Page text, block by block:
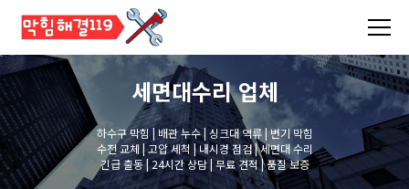
세면대수리업체
하수구 막힘 | 배관 누수 | 싱크대 역류 | 변기 막힘
수전 교체 | 고압 세척 | 내시경 점검 | 세면대 수리
긴급 출동 | 24시간 상담 | 무료 견적 | 품질 보증